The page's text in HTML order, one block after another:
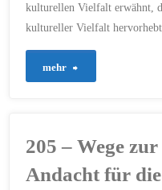
kulturellen Vielfalt erwähnt,
kultureller Vielfalt hervorhebt.
mehr
Vielfalt:
205 – Wege
Andacht für